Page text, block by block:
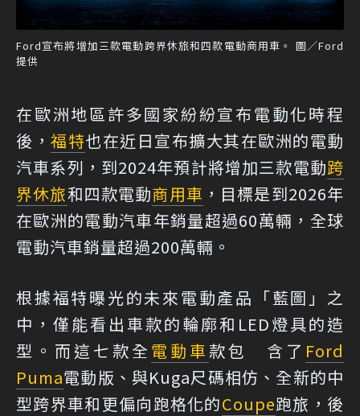
Ford宣布將增加三款電動跨界休旅和四款電動商用車。 圖／Ford
提供
在歐洲地區許多國家紛紛宣布電動化時程
後， 福特也在近日宣布擴大其在歐洲的電動
汽車系列，到2024年預計將增加三款電動跨
界休旅和四款電動商用車 ，目標是到2026年
在歐洲的電動汽車年銷量超過60萬輛，全球
電動汽車銷量超過200萬輛。
根據福特曝光的未來電動產品「藍圖」之
中，僅能看出車款的輪廓和LED燈具的造
型。而這七款全 電動車款包 含了 Ford
Puma電動版、與Kuga尺碼相仿、全新的中
型跨界車和更偏向跑格化的Coupe跑旅，後